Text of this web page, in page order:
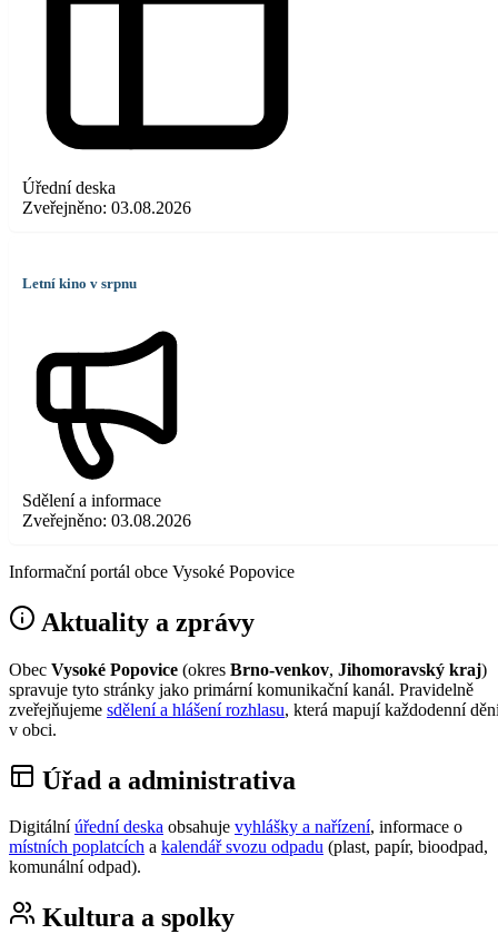
Úřední deska
Zveřejněno: 03.08.2026
Letní kino v srpnu
Sdělení a informace
Zveřejněno: 03.08.2026
Informační portál obce Vysoké Popovice
Aktuality a zprávy
Obec Vysoké Popovice (okres Brno-venkov, Jihomoravský kraj)
spravuje tyto stránky jako primární komunikační kanál. Pravidelně
zveřejňujeme sdělení a hlášení rozhlasu, která mapují každodenní
v obci.
Úřad a administrativa
Digitální úřední deska obsahuje vyhlášky a nařízení, informace o
místních poplatcích a kalendář svozu odpadu (plast, papír, bioodpad,
komunální odpad).
Kultura a spolky